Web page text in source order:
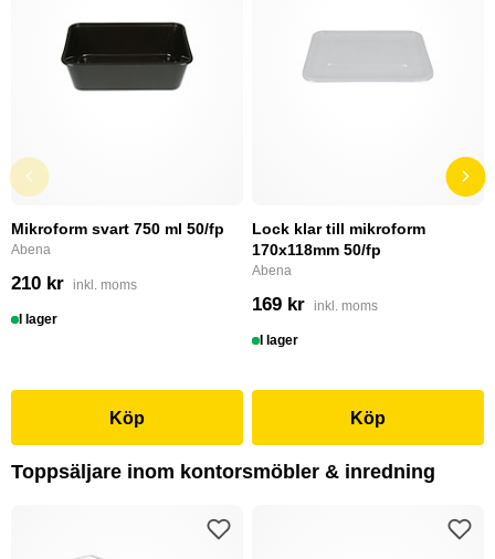
Mikroform svart 750 ml 50/fp
Abena
210 kr inkl. moms
I lager
Köp
Lock klar till mikroform
170x118mm 50/fp
Abena
169 kr inkl. moms
I lager
Köp
Toppsäljare inom kontorsmöbler & inredning